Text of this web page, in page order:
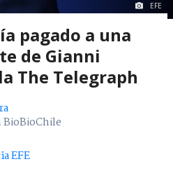
EFE
pagado a una
de Gianni
The Telegraph
BioBioChile
EFE